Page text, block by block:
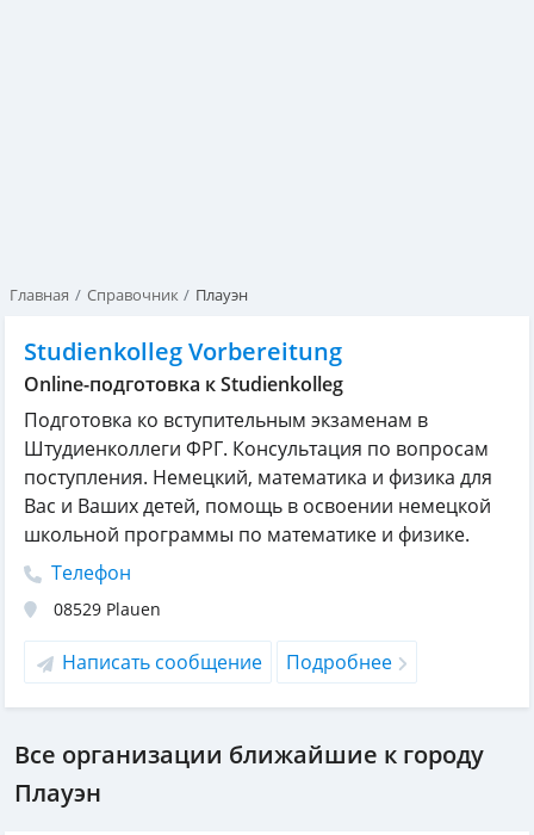
Главная Справочник Плауэн
Studienkolleg Vorbereitung
Online-подготовка к Studienkolleg
Подготовка ко вступительным экзаменам в
Штудиенколлеги ФРГ. Консультация по вопросам
поступления. Немецкий, математика и физика для
Вас и Ваших детей, помощь в освоении немецкой
школьной программы по математике и физике.
Телефон
08529 Plauen
Написать сообщение Подробнее
Все организации ближайшие к городу
Плауэн